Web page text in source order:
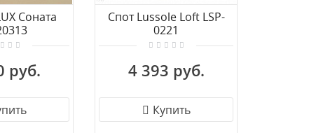
Соната
руб.
Спот Lussole Loft LSP-
0221
4 393 руб.
Купить